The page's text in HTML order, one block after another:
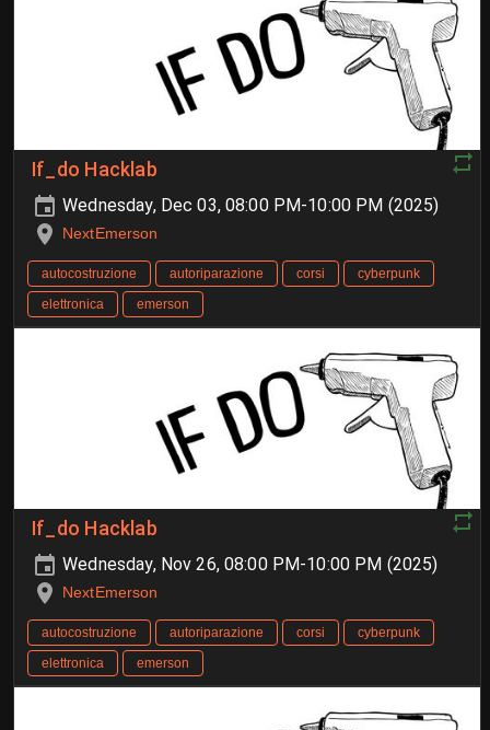
If_do Hacklab
Wednesday, Dec 03, 08:00 PM-10:00 PM (2025)
NextEmerson
autocostruzione autoriparazione corsi
cyberpunk
elettronica
emerson
If_do Hacklab
Wednesday, Nov 26, 08:00 PM-10:00 PM (2025)
NextEmerson
autocostruzione autoriparazione corsi
cyberpunk
elettronica
emerson